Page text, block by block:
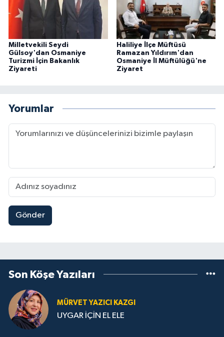
Milletvekili Seydi
Gülsoy'dan Osmaniye
Turizmi İçin Bakanlık
Ziyareti
Haliliye İlçe Müftüsü
Ramazan Yıldırım'dan
Osmaniye İl Müftülüğü'ne
Ziyaret
Yorumlar
Gönder
Son Köşe Yazıları
MÜRVET YAZICI KAZGI
UYGAR İÇİN EL ELE